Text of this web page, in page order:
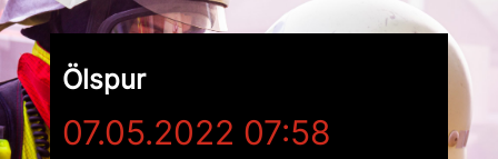
Ölspur
07.05.2022 07:58